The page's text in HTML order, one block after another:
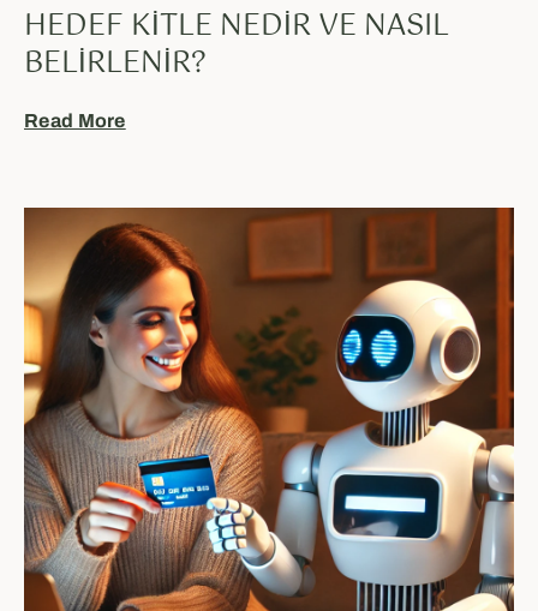
HEDEF KITLE NEDIR VE NASIL
BELIRLENIR?
Read More